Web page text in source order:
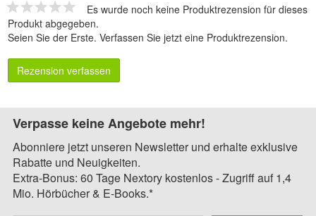
Es wurde noch keine Produktrezension für dieses
Produkt abgegeben.
Seien Sie der Erste. Verfassen Sie jetzt eine Produktrezension.
Rezension verfassen
Verpasse keine Angebote mehr!
Abonniere jetzt unseren Newsletter und erhalte exklusive
Rabatte und Neuigkeiten.
Extra-Bonus: 60 Tage Nextory kostenlos - Zugriff auf 1,4
Mio. Hörbücher & E-Books.*